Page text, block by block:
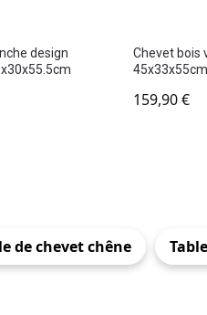
design
Chevet bois
45x33x55cm
159,90€
de chevet chêne